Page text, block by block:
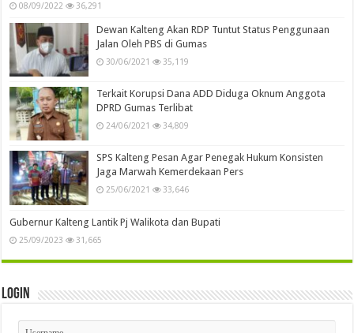
08/09/2022 36,291
Dewan Kalteng Akan RDP Tuntut Status Penggunaan
Jalan Oleh PBS di Gumas
30/06/2021 35,119
Terkait Korupsi Dana ADD Diduga Oknum Anggota
DPRD Gumas Terlibat
24/06/2021 34,809
SPS Kalteng Pesan Agar Penegak Hukum Konsisten
Jaga Marwah Kemerdekaan Pers
25/06/2021 33,646
Gubernur Kalteng Lantik Pj Walikota dan Bupati
25/09/2023 31,665
Login